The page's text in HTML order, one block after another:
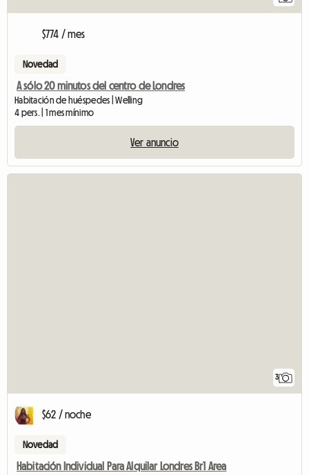
$774 / mes
Novedad
A sólo 20 minutos del centro de Londres
Habitación de huéspedes | Welling
4 pers. | 1 mes mínimo
Ver anuncio
3
$62 / noche
Novedad
Habitación Individual Para Alquilar Londres Br1 Area